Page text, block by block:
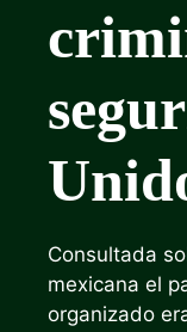
Consultada
mexicana el
organizado